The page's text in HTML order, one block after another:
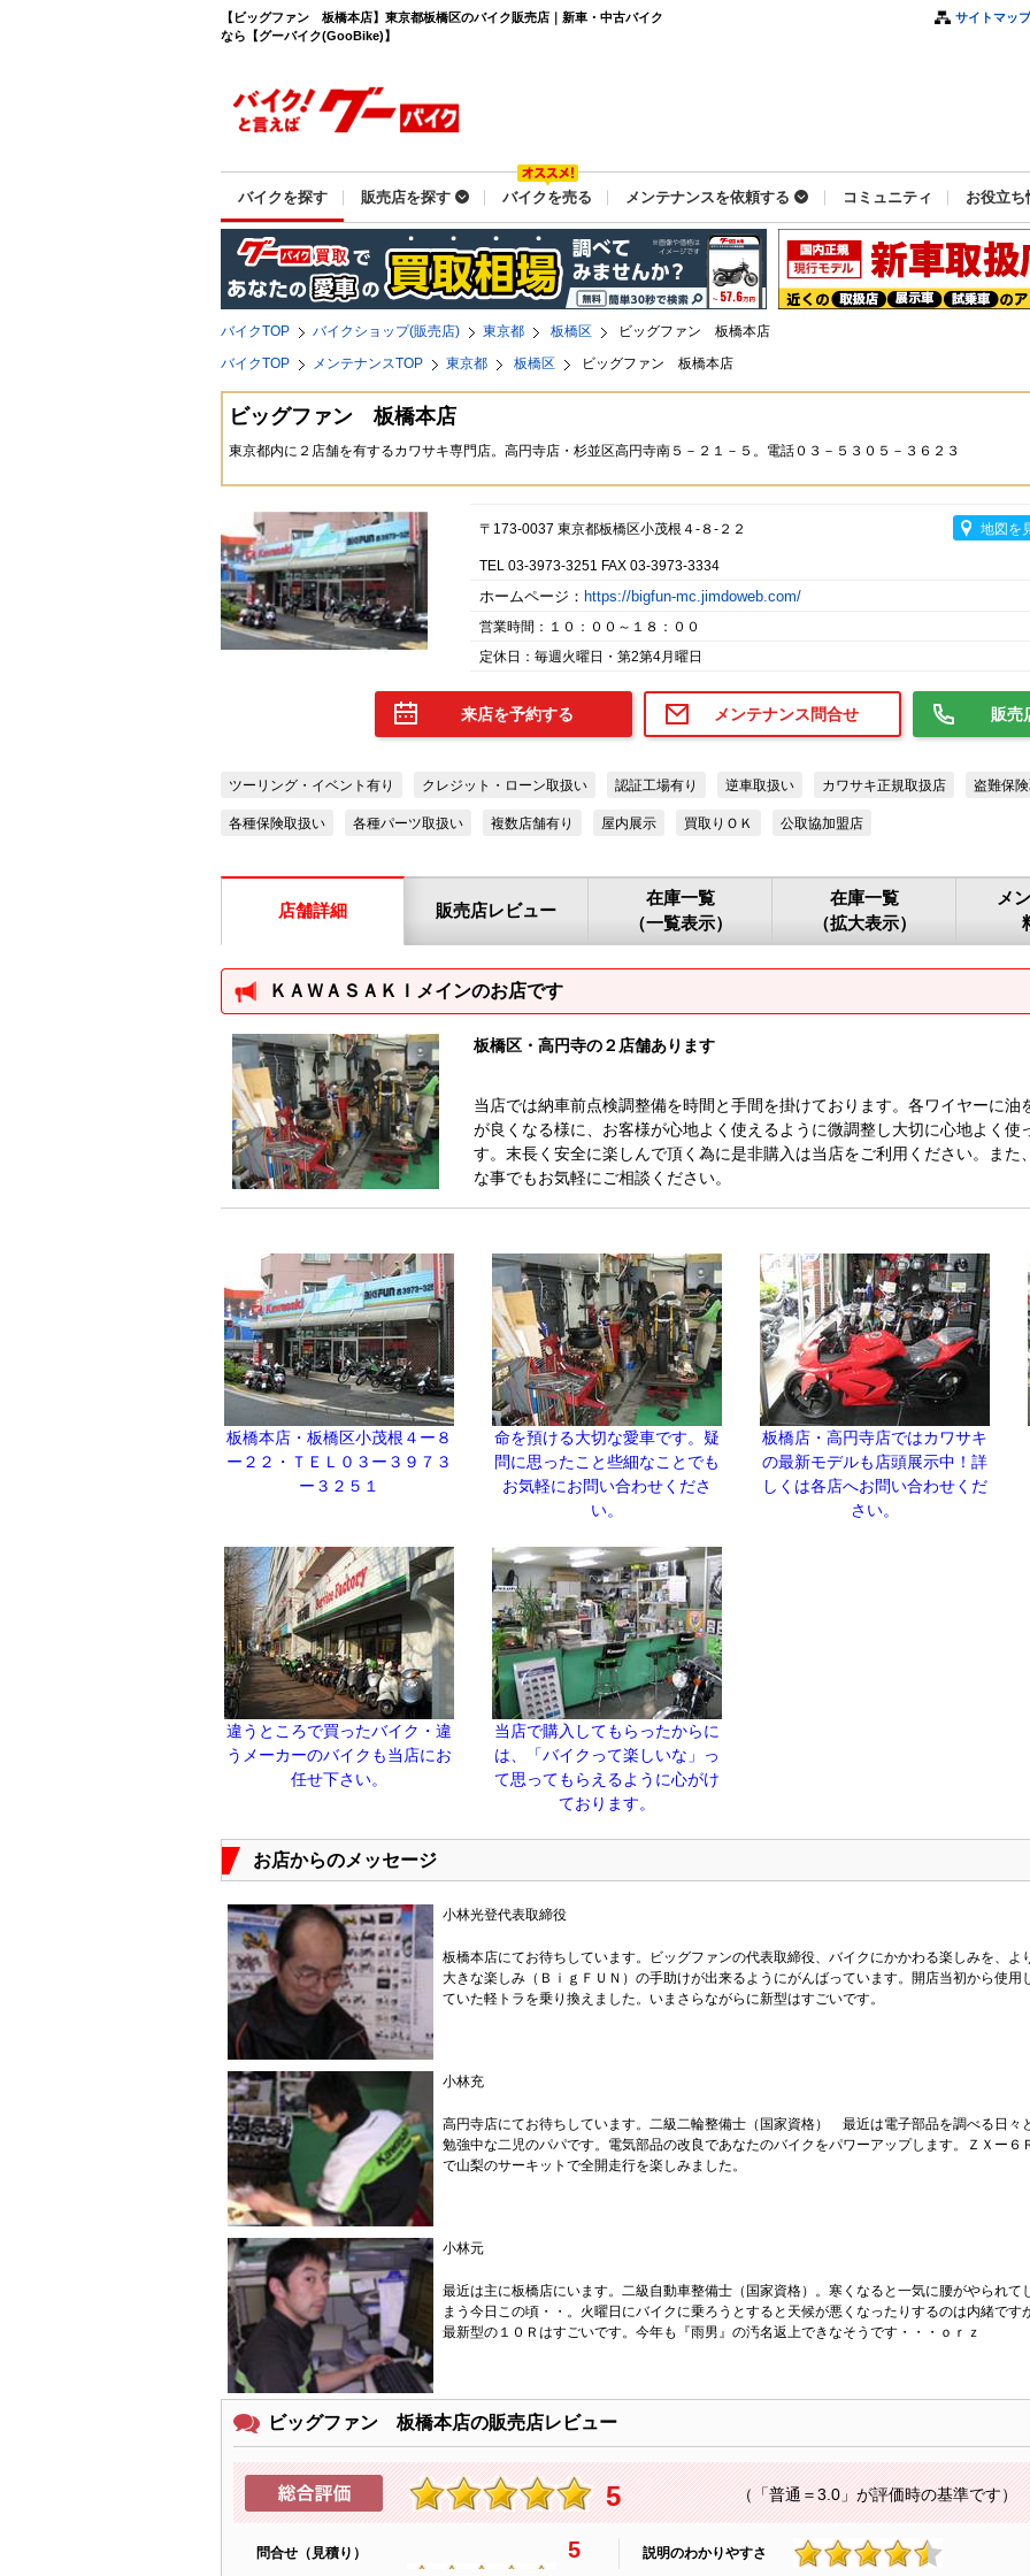
【ビッグファン 板橋本店】東京都板橋区のバイク販売店｜新車・中古バイク
なら【グーバイク(GooBike)】
サイトマップ
バイクを探す 販売店を探す バイクを売る メンテナンスを依頼する コミュニティ お役立ち
バイクTOP バイクショップ(販売店) 東京都 板橋区
ビッグファン 板橋本店
バイクTOP
メンテナンスTOP 東京都 板橋区 ビッグファン 板橋本店
ビッグファン 板橋本店
東京都内に２店舗を有するカワサキ専門店。高円寺店・杉並区高円寺南５－２１－５。電話０３－５３０５－３６２３
〒173-0037 東京都板橋区小茂根４-８-２２ 地図を
TEL 03-3973-3251 FAX 03-3973-3334
ホームページ： https://bigfun-mc.jimdoweb.com/
営業時間：１０：００～１８：００
定休日：毎週火曜日・第2第4月曜日
来店を予約する メンテナンス問合せ 販売
ツーリング・イベント有り クレジット・ローン取扱い 認証工場有り 逆車取扱い カワサキ正規取扱店 盗難保
各種保険取扱い 各種パーツ取扱い 複数店舗有り 屋内展示 買取りＯＫ 公取協加盟店
店舗詳細 販売店レビュー
在庫一覧
（一覧表示）
在庫一覧
（拡大表示）
メ
ＫＡＷＡＳＡＫＩメインのお店です
板橋区・高円寺の２店舗あります
当店では納車前点検調整備を時間と手間を掛けております。各ワイヤーに
が良くなる様に、お客様が心地よく使えるように微調整し大切に心地よく
す。末長く安全に楽しんで頂く為に是非購入は当店をご利用ください。ま
な事でもお気軽にご相談ください。
板橋本店・板橋区小茂根４ー８
ー２２・ＴＥＬ０３ー３９７３
ー３２５１
命を預ける大切な愛車です。疑
問に思ったこと些細なことでも
お気軽にお問い合わせくださ
い。
板橋店・高円寺店ではカワサキ
の最新モデルも店頭展示中！詳
しくは各店へお問い合わせくだ
さい。
違うところで買ったバイク・違
うメーカーのバイクも当店にお
任せ下さい。
当店で購入してもらったからに
は、「バイクって楽しいな」っ
て思ってもらえるように心がけ
ております。
お店からのメッセージ
小林光登代表取締役
板橋本店にてお待ちしています。ビッグファンの代表取締役、バイクにかかわる楽しみを、よ
大きな楽しみ（ＢｉｇＦＵＮ）の手助けが出来るようにがんばっています。開店当初から使用
ていた軽トラを乗り換えました。いまさらながらに新型はすごいです。
小林充
高円寺店にてお待ちしています。二級二輪整備士（国家資格） 最近は電子部品を調べる日々
勉強中な二児のパパです。電気部品の改良であなたのバイクをパワーアップします。ＺＸー６
で山梨のサーキットで全開走行を楽しみました。
小林元
最近は主に板橋店にいます。二級自動車整備士（国家資格）。寒くなると一気に腰がやられて
まう今日この頃・・。火曜日にバイクに乗ろうとすると天候が悪くなったりするのは内緒です
最新型の１０Ｒはすごいです。今年も『雨男』の汚名返上できなそうです・・・ｏｒｚ
ビッグファン 板橋本店の販売店レビュー
5 （「普通＝3.0」が評価時の基準です）
問合せ（見積り） 5 説明のわかりやすさ